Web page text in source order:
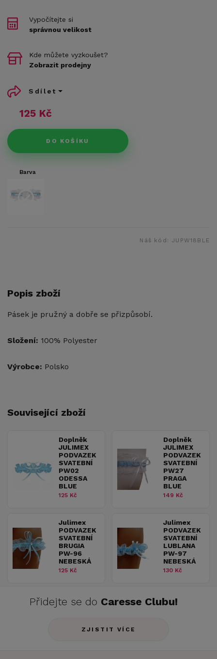
125 Kč
DO KOŠÍKU
Vypočítejte si
správnou velikost
Kde můžete vyzkoušet?
Zobrazit prodejny
Sdílet
Barva
Náš kód: JUPW18BLE
Popis zboží
Pásek je pružný a dobře se přizpůsobí.
Složení: 100% Polyester
Výrobce: Polsko
Související zboží
Doplněk
JULIMEX
PODVAZEK
SVATEBNÍ
PW02
ODESSA
BLUE
125 Kč
Doplněk
JULIMEX
PODVAZEK
SVATEBNÍ
PW27
PRAGA
BLUE
149 Kč
Julimex
PODVAZEK
SVATEBNÍ
BRUGIA
PW-96
NEBESKÁ
125 Kč
Julimex
PODVAZEK
SVATEBNÍ
LUBLANA
PW-97
NEBESKÁ
130 Kč
Přidejte se do Caresse Clubu!
ZJISTIT VÍCE